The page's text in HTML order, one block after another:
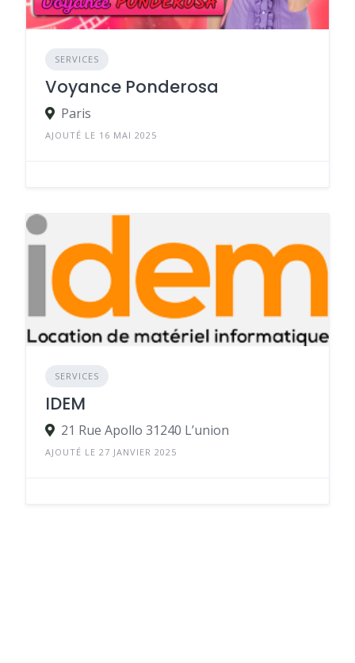
SERVICES
Voyance Ponderosa
Paris
AJOUTÉ LE 16 MAI 2025
SERVICES
IDEM
21 Rue Apollo 31240 L’union
AJOUTÉ LE 27 JANVIER 2025